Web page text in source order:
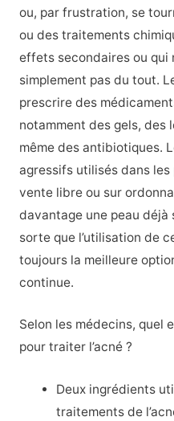
ou, par frustration, se
ou des traitements
effets secondaires ou
simplement pas du tout.
prescrire des
notamment des gels,
même des antibiotiques.
agressifs utilisés dans les
vente libre ou sur
davantage une peau déjà
sorte que l’utilisation de
toujours la meilleure
continue.
Selon les médecins, quel
pour traiter l’acné ?
Deux ingrédients
traitements de